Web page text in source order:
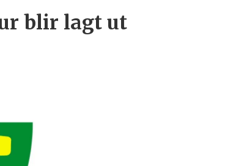
blir lagt ut